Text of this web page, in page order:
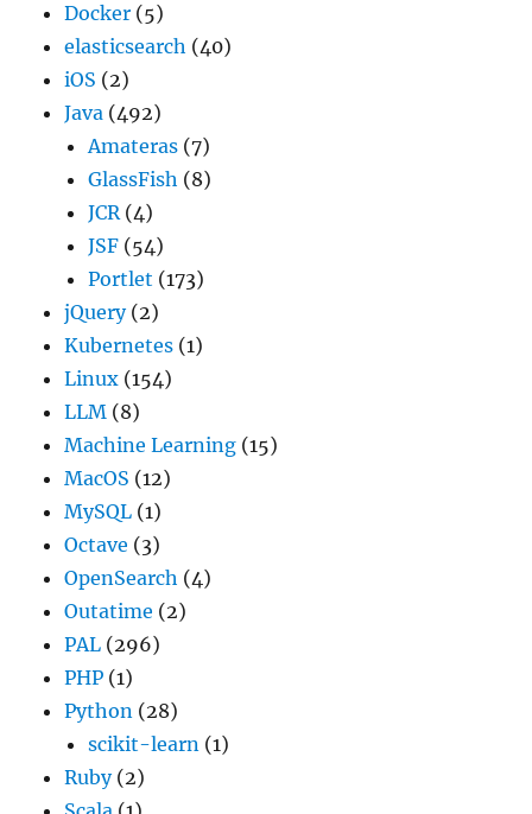
Docker (5)
elasticsearch (40)
iOS (2)
Java (492)
Amateras (7)
GlassFish (8)
JCR(4)
JSF (54)
Portlet (173)
jQuery(2)
Kubernetes (1)
Linux (154)
LLM (8)
Machine Learning (15)
MacOS (12)
MySQL (1)
Octave (3)
OpenSearch (4)
Outatime (2)
PAL (296)
PHP (1)
Python (28)
scikit-learn (1)
Ruby(2)